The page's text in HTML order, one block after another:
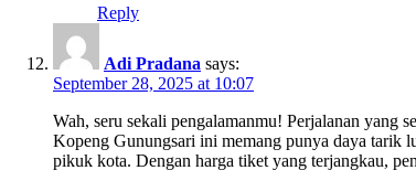
Reply
Adi Pradana says:
September 28, 2025 at 10:07
Wah, seru sekali pengalamanmu! Perjalanan yang
Kopeng Gunungsari ini memang punya daya tarik
pikuk kota. Dengan harga tiket yang terjangkau,